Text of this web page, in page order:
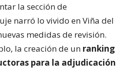
la sección de
narró lo vivido en Viña del
medidas de revisión.
la creación de un ranking
para la adjudicación